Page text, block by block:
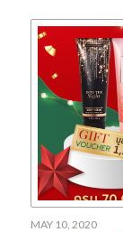
MAY 10, 2020